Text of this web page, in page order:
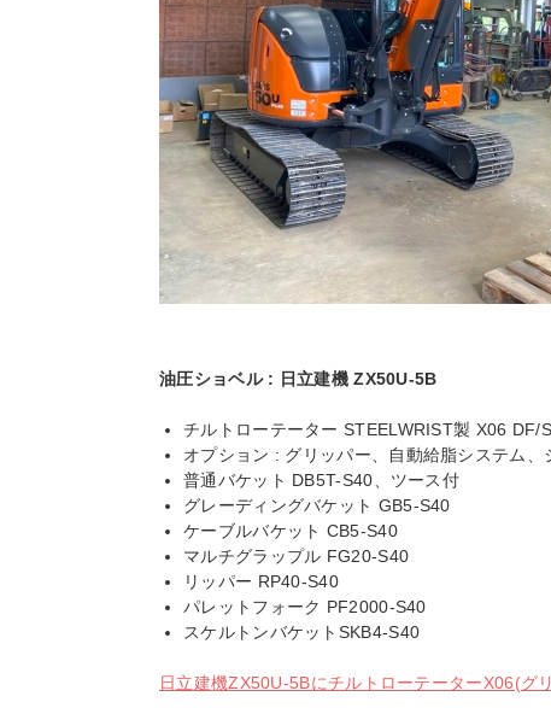
油圧ショベル : 日立建機 ZX50U-5B
チルトローテーター STEELWRIST製 X06 DF/
オプション : グリッパー、自動給脂システム、
普通バケット DB5T-S40、ツース付
グレーディングバケット GB5-S40
ケーブルバケット CB5-S40
マルチグラップル FG20-S40
リッパー RP40-S40
パレットフォーク PF2000-S40
スケルトンバケットSKB4-S40
日立建機ZX50U-5BにチルトローテーターX06(グ